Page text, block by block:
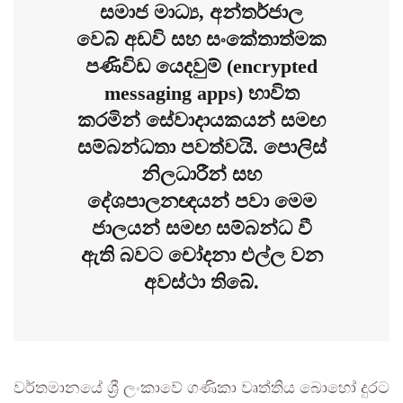
සමාජ මාධ්‍ය, අන්තර්ජාල
වෙබ් අඩවි සහ සංකේතාත්මක
පණිවිඩ යෙදවුම් (encrypted
messaging apps) භාවිත
කරමින් සේවාදායකයන් සමඟ
සම්බන්ධතා පවත්වයි. පොලිස්
නිලධාරීන් සහ
දේශපාලනඥයන් පවා මෙම
ජාලයන් සමඟ සම්බන්ධ වී
ඇති බවට චෝදනා එල්ල වන
අවස්ථා තිබේ.
වර්තමානයේ ශ්‍රී ලංකාවේ ගණිකා වෘත්තිය බොහෝ දුරට